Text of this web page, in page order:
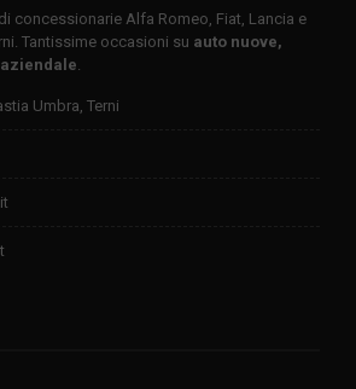
concessionarie Alfa Romeo, Fiat, Lancia e
Tantissime occasioni su auto nuove,
.
Umbra, Terni